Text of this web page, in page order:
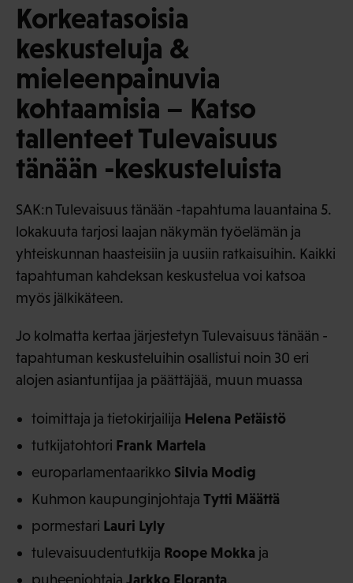
Korkeatasoisia
keskusteluja &
mieleenpainuvia
kohtaamisia – Katso
tallenteet Tulevaisuus
tänään -keskusteluista
SAK:n Tulevaisuus tänään -tapahtuma lauantaina 5.
lokakuuta tarjosi laajan näkymän työelämän ja
yhteiskunnan haasteisiin ja uusiin ratkaisuihin. Kaikki
tapahtuman kahdeksan keskustelua voi katsoa
myös jälkikäteen.
Jo kolmatta kertaa järjestetyn Tulevaisuus tänään -
tapahtuman keskusteluihin osallistui noin 30 eri
alojen asiantuntijaa ja päättäjää, muun muassa
toimittaja ja tietokirjailija Helena Petäistö
tutkijatohtori Frank Martela
europarlamentaarikko Silvia Modig
Kuhmon kaupunginjohtaja Tytti Määttä
pormestari Lauri Lyly
tulevaisuudentutkija Roope Mokka ja
puheenjohtaja Jarkko Eloranta.